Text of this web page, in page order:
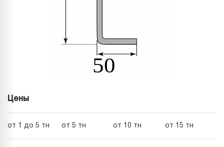
Цены
от 1 до 5 тн от 5 тн от 10 тн от 15 тн